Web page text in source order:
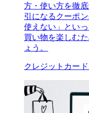
方・使い方を徹底
引になるクーポ
使えない」とい
買い物を楽しむ
ょう。
クレジットカー